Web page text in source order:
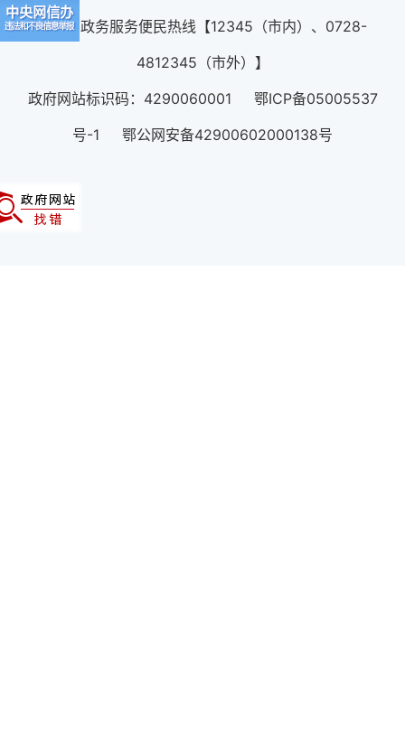
12345政务服务便民热线【12345（市内）、0728-
4812345（市外）】
政府网站标识码：4290060001 鄂ICP备05005537
号-1 鄂公网安备42900602000138号